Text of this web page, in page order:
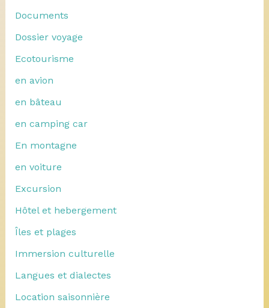
Documents
Dossier voyage
Ecotourisme
en avion
en bâteau
en camping car
En montagne
en voiture
Excursion
Hôtel et hebergement
Îles et plages
Immersion culturelle
Langues et dialectes
Location saisonnière